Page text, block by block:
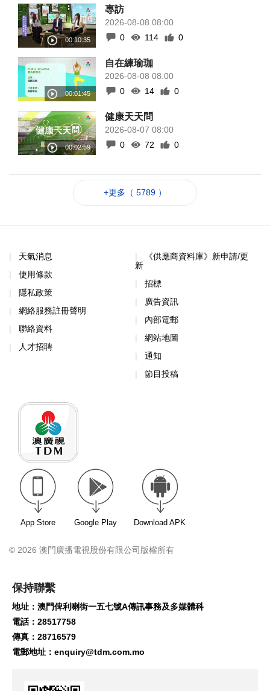
專訪
2026-08-08 08:00
0
114 0
自在練瑜珈
2026-08-08 08:00
0
14 0
健康天天問
2026-08-07 08:00
0
72 0
+更多（ 5789 ）
天氣消息
使用條款
隱私政策
網絡服務註冊聲明
聯絡資料
人才招聘
《供應商資料庫》新申請/更
新
招標
廣告資訊
內部電郵
網站地圖
通知
節目投稿
App Store Google Play Download APK
© 2026 澳門廣播電視股份有限公司版權所有
保持聯繫
地址：澳門俾利喇街一五七號A傳訊事務及多媒體科
電話：28517758
傳真：28716579
電郵地址： enquiry@tdm.com.mo